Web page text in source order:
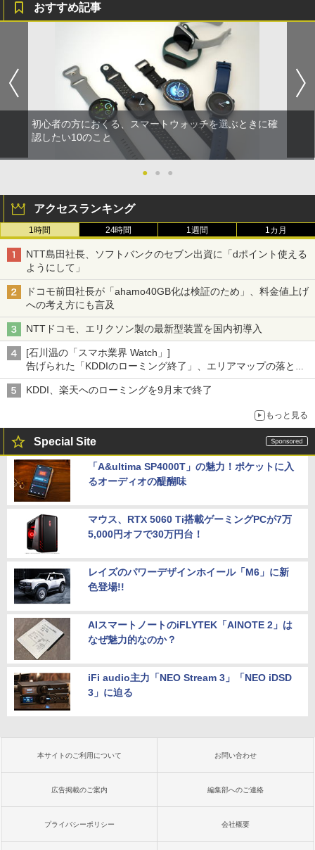
おすすめ記事
初心者の方におくる、スマートウォッチを選ぶときに確
認したい10のこと
● ● ●
アクセスランキング
1時間 24時間 1週間 1カ月
NTT島田社長、ソフトバンクのセブン出資に「dポイント使える
ようにして」
ドコモ前田社長が「ahamo40GB化は検証のため」、料金値上げ
への考え方にも言及
NTTドコモ、エリクソン製の最新型装置を国内初導入
[石川温の「スマホ業界 Watch」]
告げられた「KDDIのローミング終了」、エリアマップの落とし
穴と楽天モバイルの課題
KDDI、楽天へのローミングを9月末で終了
もっと見る
Special Site
「A&ultima SP4000T」の魅力！ポケットに入
るオーディオの醍醐味
マウス、RTX 5060 Ti搭載ゲーミングPCが7万
5,000円オフで30万円台！
レイズのパワーデザインホイール「M6」に新
色登場!!
AIスマートノートのiFLYTEK「AINOTE 2」は
なぜ魅力的なのか？
iFi audio主力「NEO Stream 3」「NEO iDSD
3」に迫る
本サイトのご利用について お問い合わせ
広告掲載のご案内 編集部へのご連絡
プライバシーポリシー 会社概要